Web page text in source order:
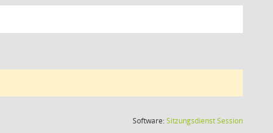
Software:SitzungsdienstSession(Wird in